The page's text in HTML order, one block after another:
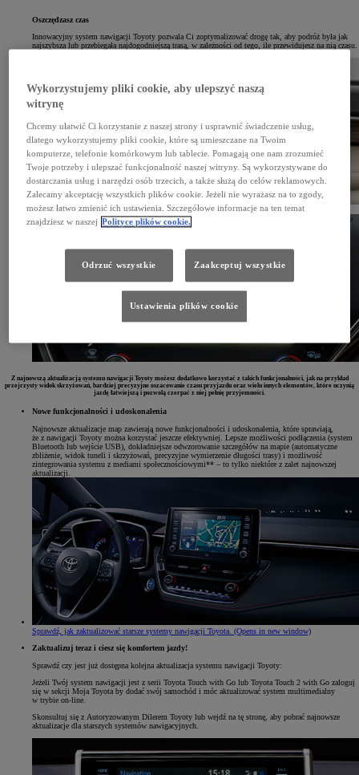
Oszczędzasz czas
Innowacyjny system nawigacji Toyoty pozwala Ci zoptymalizować drogę tak, aby podróż była jak
najszybsza lub przebiegała najdogodniejszą trasą, w zależności od tego, ile przewidujesz na nią czasu.
Z najnowszą aktualizacją systemu nawigacji Toyoty możesz dodatkowo korzystać z takich funkcjonalności, jak na przykład
przejrzysty widok skrzyżowań, bardziej precyzyjne oszacowanie czasu przyjazdu oraz wielu innych elementów, które uczynią
jazdę łatwiejszą i pozwolą czerpać z niej pełnię przyjemności.
Nowe funkcjonalności i udoskonalenia
Najnowsze aktualizacje map zawierają nowe funkcjonalności i udoskonalenia, które sprawiają,
że z nawigacji Toyoty można korzystać jeszcze efektywniej. Lepsze możliwości podłączenia (system
Bluetooth lub wejście USB), dokładniejsze odwzorowanie szczegółów na mapie (automatyczne
zbliżenie, widok tuneli i skrzyżowań, precyzyjne wymierzenie długości trasy) i możliwość
zintegrowania systemu z mediami społecznościowymi** – to tylko niektóre z zalet najnowszej
aktualizacji.
Sprawdź, jak zaktualizować starsze systemy nawigacji Toyota. (Opens in new window)
Zaktualizuj teraz i ciesz się komfortem jazdy!
Sprawdź czy jest już dostępna kolejna aktualizacja systemu nawigacji Toyoty:
Jeżeli Twój system nawigacji jest z serii Toyota Touch with Go lub Toyota Touch 2 with Go zaloguj
się w sekcji Moja Toyota by dodać swój samochód i móc aktualizować system multimedialny
w trybie on-line.
Skonsultuj się z Autoryzowanym Dilerem Toyoty lub wejdź na tę stronę, aby pobrać najnowsze
aktualizacje dla starszych systemów nawigacyjnych.
Wykorzystujemy pliki cookie, aby ulepszyć naszą
witrynę
Chcemy ułatwić Ci korzystanie z naszej strony i usprawnić świadczenie usług,
dlatego wykorzystujemy pliki cookie, które są umieszczane na Twoim
komputerze, telefonie komórkowym lub tablecie. Pomagają one nam zrozumieć
Twoje potrzeby i ulepszać funkcjonalność naszej witryny. Są wykorzystywane do
dostarczania usług i narzędzi osób trzecich, a także służą do celów reklamowych.
Zalecamy akceptację wszystkich plików cookie. Jeżeli nie wyrażasz na to zgody,
możesz łatwo zmienić ich ustawienia. Szczegółowe informacje na ten temat
znajdziesz w naszej Polityce plików cookie.
Odrzuć wszystkie Zaakceptuj wszystkie
Ustawienia plików cookie